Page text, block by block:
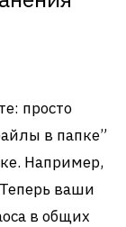
просто
в папке”
Например,
ваши
в общих